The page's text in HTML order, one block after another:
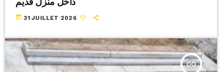
today 31 JUILLET 2026
insert_link